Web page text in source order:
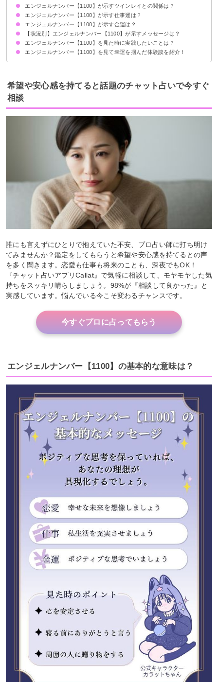
片思いしている時
復縁したい時
恋人との関係について
エンジェルナンバー【1100】が示すツインレイとの関係は？
相手の価値観を尊重しましょう
サイレント期間の場合
エンジェルナンバー【1100】が示す仕事運は？
エンジェルナンバー【1100】が示す金運は？
【状況別】エンジェルナンバー【1100】が示すメッセージは？
何度も【1100】を見る場合
時計で【1100】を見る場合
車のナンバープレートで【1100】を見る場合
エンジェルナンバー【1100】を見た時に実践したいことは？
瞑想や月光浴をして心を安定させる
寝る前に天使に「ありがとう」と言う
周囲の人にささやかなプレゼントを渡す
エンジェルナンバー【1100】を見て幸運を掴んだ体験談を紹介！
片思いが成就した
勇気を出して起業した
自分に素直に生きられるようになった
希望や安心感を持てると話題のチャット占いで今すぐ
相談
誰にも言えずにひとりで抱えていた不安、プロ占い師に打ち明け
てみませんか？鑑定をしてもらうと希望や安心感を持てるとの声
を多く聞きます。恋愛も仕事も将来のことも、深夜でもOK！
『チャット占いアプリCallat』で気軽に相談して、モヤモヤした気
持ちをスッキリ晴らしましょう。98%が『相談して良かった』と
実感しています。悩んでいる今こそ変わるチャンスです。
今すぐプロに占ってもらう
エンジェルナンバー【1100】の基本的な意味は？